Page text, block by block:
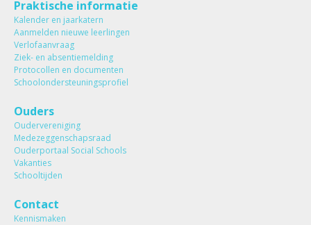
Praktische informatie
Kalender en jaarkatern
Aanmelden nieuwe leerlingen
Verlofaanvraag
Ziek- en absentiemelding
Protocollen en documenten
Schoolondersteuningsprofiel
Ouders
Oudervereniging
Medezeggenschapsraad
Ouderportaal Social Schools
Vakanties
Schooltijden
Contact
Kennismaken